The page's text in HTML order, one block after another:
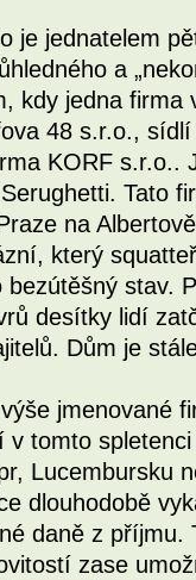
je jednatelem
a
kdy jedna
48 s.r.o.,
KORF s.r.o..
Tato
na
který
bezútěšný stav.
desítky lidí
Dům je
jmenované
v tomto
Lucembursku
dlouhodobě
daně z příjmu.
zase